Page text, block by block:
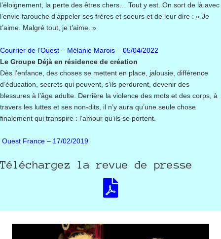
l’éloignement, la perte des êtres chers… Tout y est. On sort de là avec
l’envie farouche d’appeler ses frères et soeurs et de leur dire : « Je
t’aime. Malgré tout, je t’aime. »
Courrier de l’Ouest – Mélanie Marois – 05/04/2022
Le Groupe Déjà en résidence de création
Dès l’enfance, des choses se mettent en place, jalousie, différence
d’éducation, secrets qui peuvent, s’ils perdurent, devenir des
blessures à l’âge adulte. Derrière la violence des mots et des corps, à
travers les luttes et ses non-dits, il n’y aura qu’une seule chose
finalement qui transpire : l’amour qu’ils se portent.
Ouest France – 17/02/2019
Téléchargez la revue de presse